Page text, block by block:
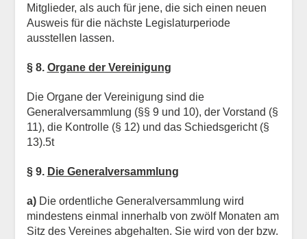
Mitglieder, als auch für jene, die sich einen neuen
Ausweis für die nächste Legislaturperiode
ausstellen lassen.
§ 8. Organe der Vereinigung
Die Organe der Vereinigung sind die
Generalversammlung (§§ 9 und 10), der Vorstand (§
11), die Kontrolle (§ 12) und das Schiedsgericht (§
13).5t
§ 9. Die Generalversammlung
a)Die ordentliche Generalversammlung wird
mindestens einmal innerhalb von zwölf Monaten am
Sitz des Vereines abgehalten. Sie wird von der bzw.